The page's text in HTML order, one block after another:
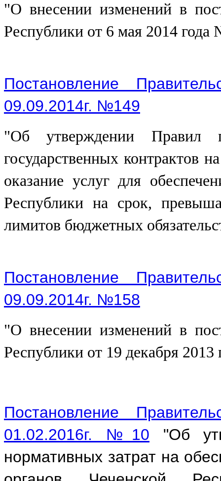
"О внесении изменений в
Республики от 6 мая 2014
Постановление
09.09.2014г. №149
"Об утверждении Правил
государственных контрактов
оказание услуг для
Республики на срок,
лимитов бюджетных
Постановление
09.09.2014г. №158
"О внесении изменений в
Республики от 19 декабря
Постановление
01.02.2016г. № 10 "Об
нормативных затрат на